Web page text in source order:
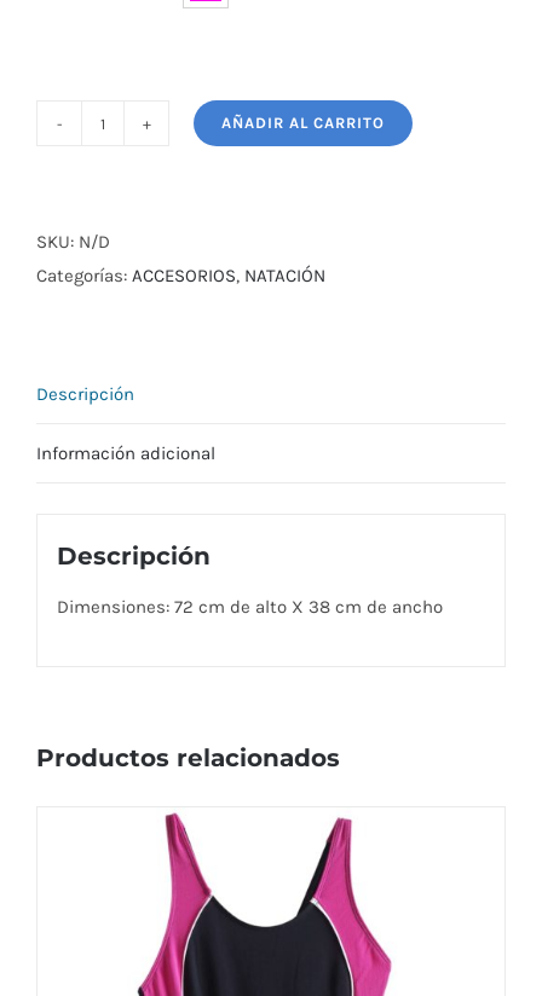
30
LTS
AÑADIR AL CARRITO
SKU: N/D
Categorías: ACCESORIOS, NATACIÓN
Descripción
Información adicional
Descripción
Dimensiones: 72 cm de alto X 38 cm de ancho
Productos relacionados